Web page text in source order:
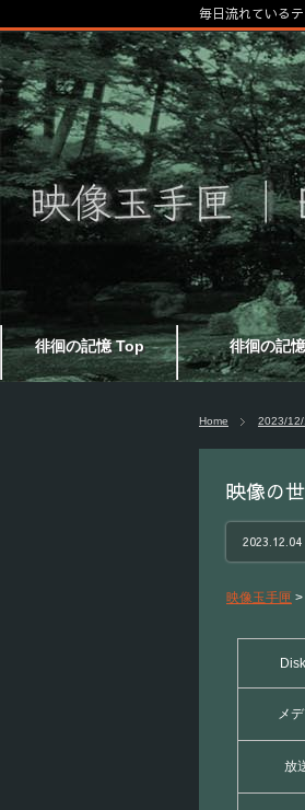
徘徊の記憶 Top 徘徊の記憶
毎日流れている
Home 2023/12/
映像の
2023.12.04
映像玉手匣 >
メ
放